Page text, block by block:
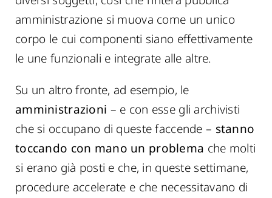
amministrazione si muova come un unico
corpo le cui componenti siano effettivamente
le une funzionali e integrate alle altre.
Su un altro fronte, ad esempio, le
amministrazioni – e con esse gli archivisti
che si occupano di queste faccende – stanno
toccando con mano un problema che molti
si erano già posti e che, in queste settimane,
procedure accelerate e che necessitavano di